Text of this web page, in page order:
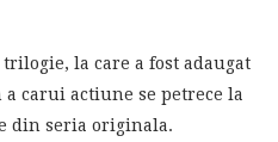
la care a fost adaugat
carui actiune se petrece la
din seria originala.